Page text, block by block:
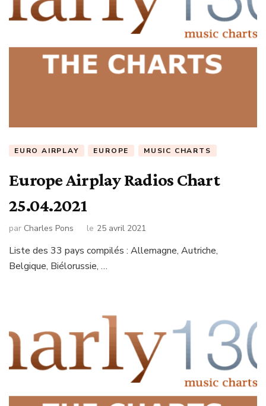
EURO AIRPLAY EUROPE MUSIC CHARTS
Europe Airplay Radios Chart
25.04.2021
par Charles Pons le 25 avril 2021
Liste des 33 pays compilés : Allemagne, Autriche,
Belgique, Biélorussie, …